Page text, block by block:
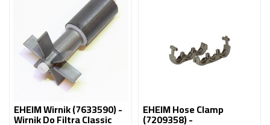
EHEIM Wirnik (7633590) -
Wirnik Do Filtra Classic
EHEIM Hose Clamp
(7209358) -